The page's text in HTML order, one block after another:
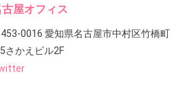
屋オフィス
0016 愛知県名古屋市中村区竹橋町
さかえビル2F